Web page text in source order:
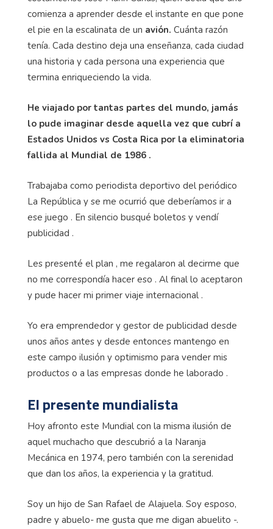
comienza a aprender desde el instante en que pone
el pie en la escalinata de un avión. Cuánta razón
tenía. Cada destino deja una enseñanza, cada ciudad
una historia y cada persona una experiencia que
termina enriqueciendo la vida.
He viajado por tantas partes del mundo, jamás
lo pude imaginar desde aquella vez que cubrí a
Estados Unidos vs Costa Rica por la eliminatoria
fallida al Mundial de 1986 .
Trabajaba como periodista deportivo del periódico
La República y se me ocurrió que deberíamos ir a
ese juego . En silencio busqué boletos y vendí
publicidad .
Les presenté el plan , me regalaron al decirme que
no me correspondía hacer eso . Al final lo aceptaron
y pude hacer mi primer viaje internacional .
Yo era emprendedor y gestor de publicidad desde
unos años antes y desde entonces mantengo en
este campo ilusión y optimismo para vender mis
productos o a las empresas donde he laborado .
El presente mundialista
Hoy afronto este Mundial con la misma ilusión de
aquel muchacho que descubrió a la Naranja
Mecánica en 1974, pero también con la serenidad
que dan los años, la experiencia y la gratitud.
Soy un hijo de San Rafael de Alajuela. Soy esposo,
padre y abuelo- me gusta que me digan abuelito -.